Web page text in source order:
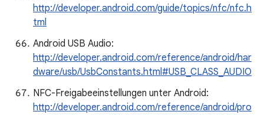
http://developer.android.com/guide/topics/nfc/nfc.h
tml
Android USB Audio:
http://developer.android.com/reference/android/har
dware/usb/UsbConstants.html#USB_CLASS_AUDIO
NFC-Freigabeeinstellungen unter Android:
http://developer.android.com/reference/android/pro